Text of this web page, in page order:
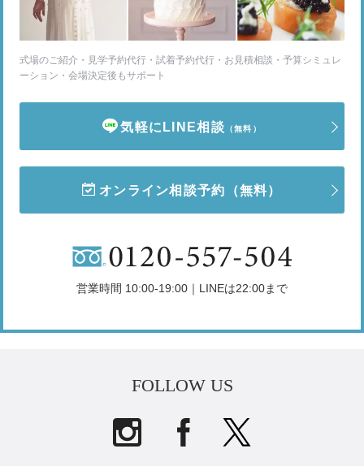
式場のご紹介・見学予約代行・試着予約代行・お見積相談・予算シミュレ
ーション・会場決定後もサポート
気軽にLINE相談 （無料）
オンライン相談予約 （無料）
営業時間 10:00-19:00｜LINEは22:00まで
FOLLOW US